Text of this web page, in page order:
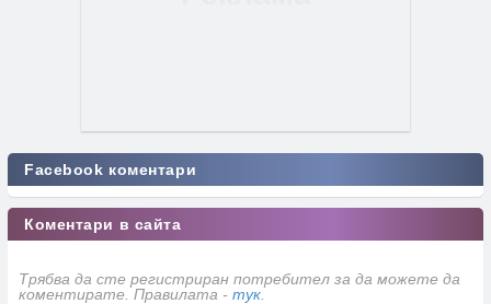
Facebook коментари
Коментари в сайта
Трябва да сте регистриран потребител за да можете да
коментирате. Правилата - тук